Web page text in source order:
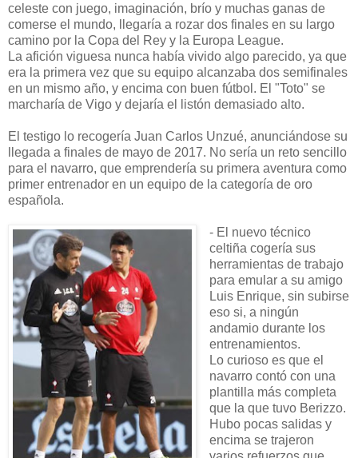
celeste con juego, imaginación, brío y muchas ganas de
comerse el mundo, llegaría a rozar dos finales en su largo
camino por la Copa del Rey y la Europa League.
La afición viguesa nunca había vivido algo parecido, ya que
era la primera vez que su equipo alcanzaba dos semifinales
en un mismo año, y encima con buen fútbol. El "Toto" se
marcharía de Vigo y dejaría el listón demasiado alto.
El testigo lo recogería Juan Carlos Unzué, anunciándose su
llegada a finales de mayo de 2017. No sería un reto sencillo
para el navarro, que emprendería su primera aventura como
primer entrenador en un equipo de la categoría de oro
española.
- El nuevo técnico
celtiña cogería sus
herramientas de trabajo
para emular a su amigo
Luis Enrique, sin subirse
eso si, a ningún
andamio durante los
entrenamientos.
Lo curioso es que el
navarro contó con una
plantilla más completa
que la que tuvo Berizzo.
Hubo pocas salidas y
encima se trajeron